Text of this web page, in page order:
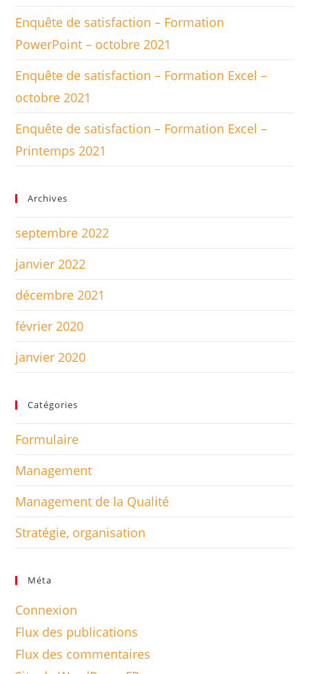
Enquête de satisfaction – Formation
PowerPoint – octobre 2021
Enquête de satisfaction – Formation Excel –
octobre 2021
Enquête de satisfaction – Formation Excel –
Printemps 2021
Archives
septembre 2022
janvier 2022
décembre 2021
février 2020
janvier 2020
Catégories
Formulaire
Management
Management de la Qualité
Stratégie, organisation
Méta
Connexion
Flux des publications
Flux des commentaires